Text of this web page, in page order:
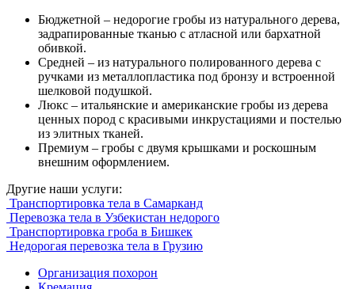
Бюджетной – недорогие гробы из натурального дерева,
задрапированные тканью с атласной или бархатной
обивкой.
Средней – из натурального полированного дерева с
ручками из металлопластика под бронзу и встроенной
шелковой подушкой.
Люкс – итальянские и американские гробы из дерева
ценных пород с красивыми инкрустациями и постелью
из элитных тканей.
Премиум – гробы с двумя крышками и роскошным
внешним оформлением.
Другие наши услуги:
Транспортировка тела в Самарканд
Перевозка тела в Узбекистан недорого
Транспортировка гроба в Бишкек
Недорогая перевозка тела в Грузию
Организация похорон